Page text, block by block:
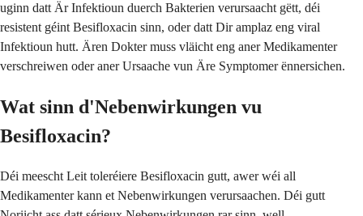
uginn datt Är Infektioun duerch Bakterien verursaacht gëtt, déi
resistent géint Besifloxacin sinn, oder datt Dir amplaz eng viral
Infektioun hutt. Ären Dokter muss vläicht eng aner Medikamenter
verschreiwen oder aner Ursaache vun Äre Symptomer ënnersichen.
Wat sinn d'Nebenwirkungen vu
Besifloxacin?
Déi meescht Leit toleréiere Besifloxacin gutt, awer wéi all
Medikamenter kann et Nebenwirkungen verursaachen. Déi gutt